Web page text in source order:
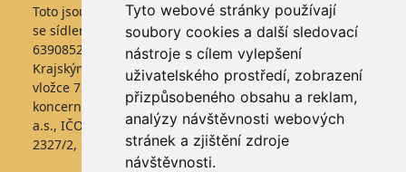
Tyto webové stránky používají
soubory cookies a další sledovací
nástroje s cílem vylepšení
uživatelského prostředí, zobrazení
přizpůsobeného obsahu a reklam,
analýzy návštěvnosti webových
stránek a zjištění zdroje
návštěvnosti.
Toto jsou internetové stránky společnosti FARMTEC a.s.,
se sídlem Jistebnice, Tisová 326, PSČ 391 33, IČO
63908522, zapsané v obchodním rejstříku vedeném
Krajským soudem v Českých Budějovicích, v oddílu B,
vložce 736. Společnost FARMTEC a.s., je členem
koncernu AGROFERT řízeného společností AGROFERT,
a.s., IČO 26185610, se sídlem na adrese Pyšelská
2327/2, Chodov, 149 00 Praha 4.